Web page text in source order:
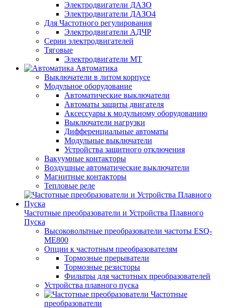
Электродвигатели ДАЗО
Электродвигатели ДАЗО4
Для Частотного регулирования
Электродвигатели АДЧР
Серии электродвигателей
Тяговые
Электродвигатели МТ
Автоматика
Выключатели в литом корпусе
Модульное оборудование
Автоматические выключатели
Автоматы защиты двигателя
Аксессуары к модульному оборудованию
Выключатели нагрузки
Дифференциальные автоматы
Модульные выключатели
Устройства защитного отключения
Вакуумные контакторы
Воздушные автоматические выключатели
Магнитные контакторы
Тепловые реле
Частотные преобразователи и Устройства Плавного
Пуска
Высоковольтные преобразователи частоты ESQ-
ME800
Опции к частотным преобразователям
Тормозные прерыватели
Тормозные резисторы
Фильтры для частотных преобразователей
Устройства плавного пуска
Частотные
преобразователи